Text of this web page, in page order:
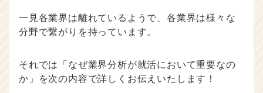
一見各業界は離れているようで、各業界は様々な
分野で繋がりを持っています。
それでは「なぜ業界分析が就活において重要なの
か」を次の内容で詳しくお伝えいたします！